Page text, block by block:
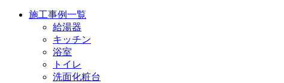
施工事例一覧
給湯器
キッチン
浴室
トイレ
洗面化粧台